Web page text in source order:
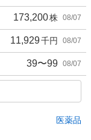
173,200株 08/07
11,929千円 08/07
39〜99 08/07
医薬品